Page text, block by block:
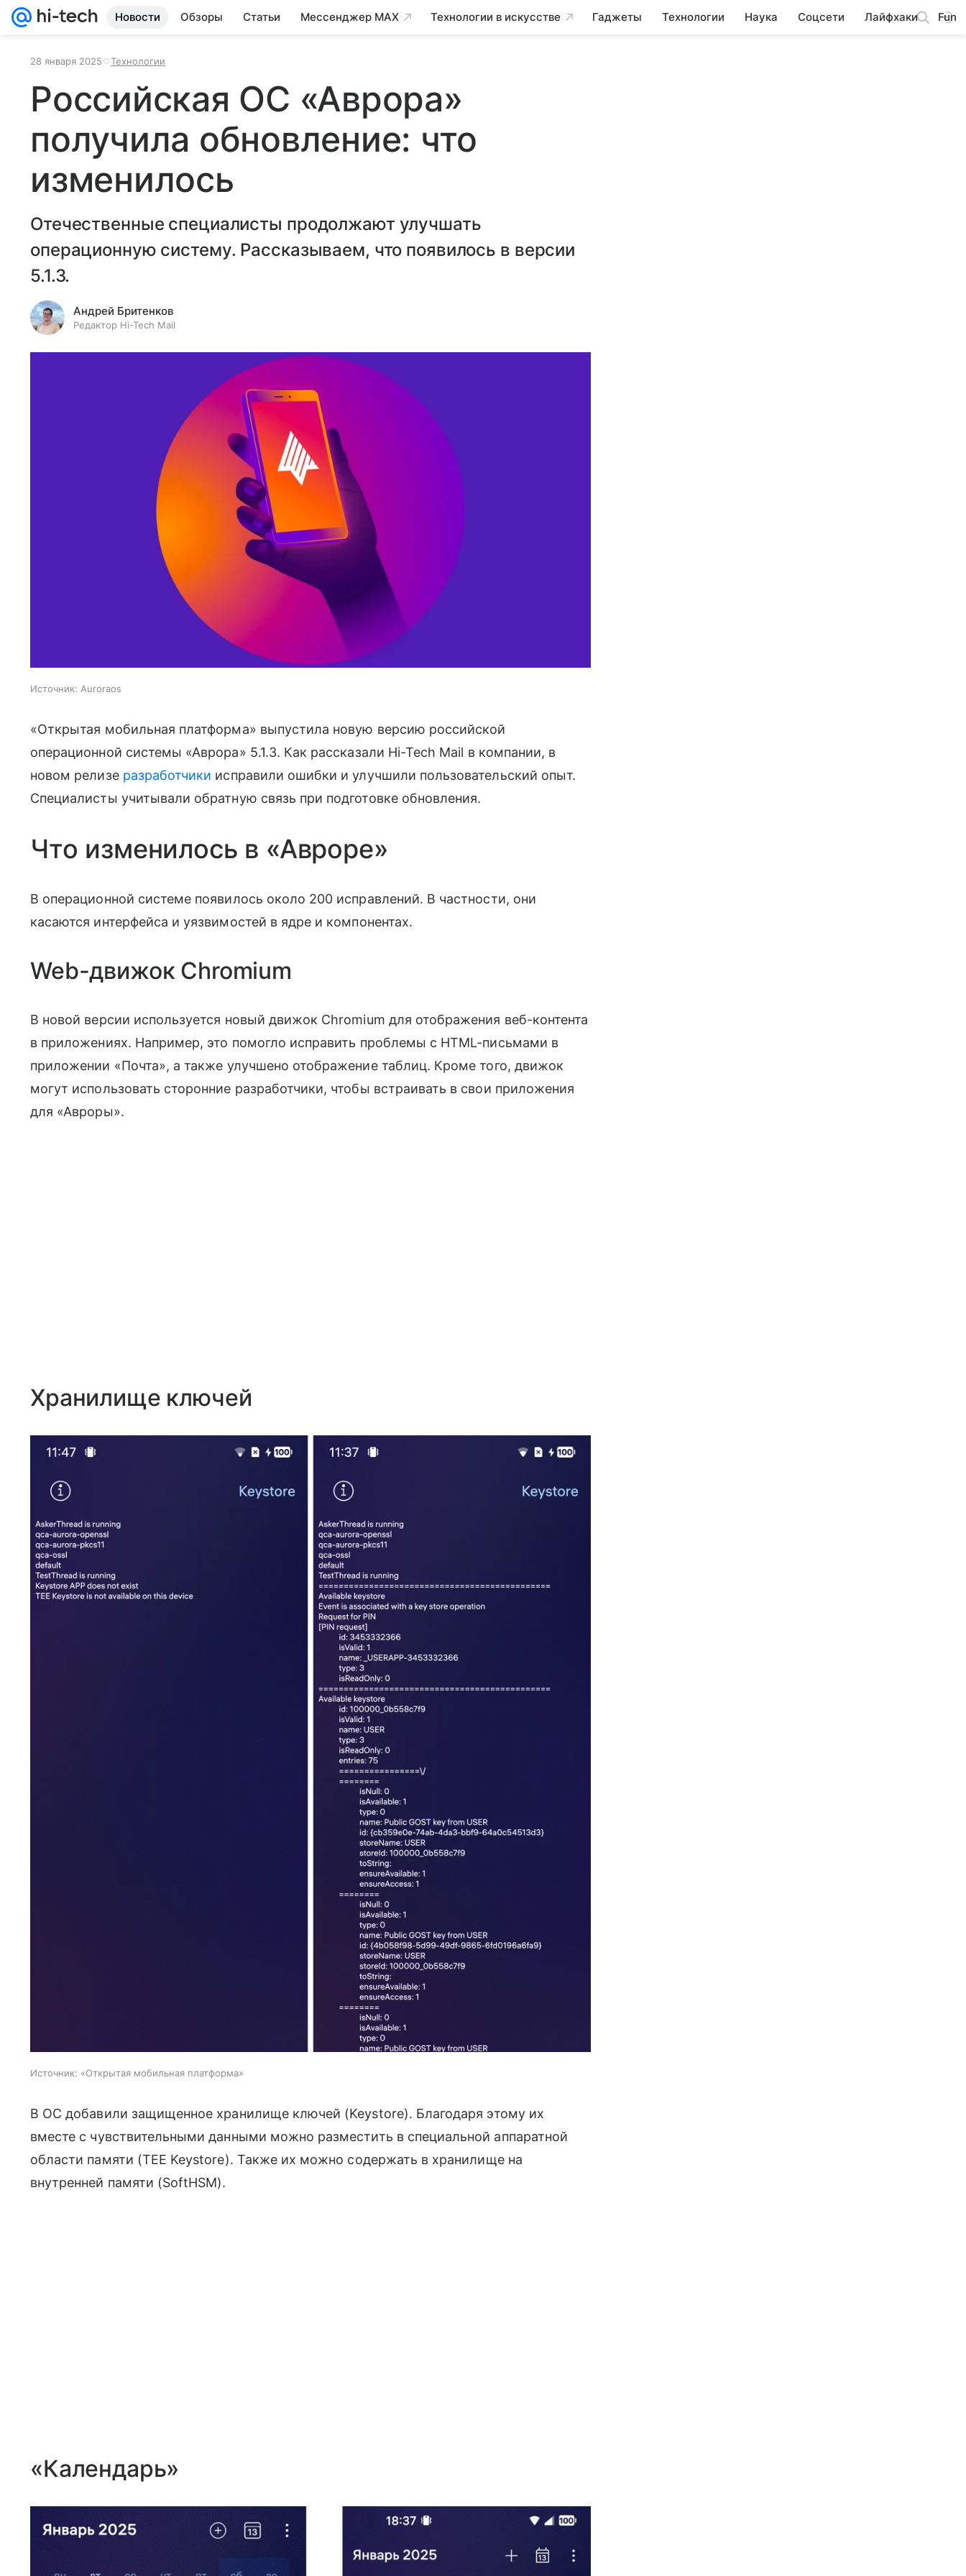
Новости Обзоры Статьи Мессенджер MAX Технологии в искусстве Гаджеты Технологии Наука Соцсети Лайфхаки Fun
28 января 2025 Технологии
Российская ОС «Аврора»
получила обновление: что
изменилось
Отечественные специалисты продолжают улучшать
операционную систему. Рассказываем, что появилось в версии
5.1.3.
Андрей Бритенков
Редактор Hi-Tech Mail
Источник: Auroraos
«Открытая мобильная платформа» выпустила новую версию российской
операционной системы «Аврора» 5.1.3. Как рассказали Hi-Tech Mail в компании, в
новом релизе разработчики исправили ошибки и улучшили пользовательский опыт.
Специалисты учитывали обратную связь при подготовке обновления.
Что изменилось в «Авроре»
В операционной системе появилось около 200 исправлений. В частности, они
касаются интерфейса и уязвимостей в ядре и компонентах.
Web-движок Chromium
В новой версии используется новый движок Chromium для отображения веб-контента
в приложениях. Например, это помогло исправить проблемы с HTML-письмами в
приложении «Почта», а также улучшено отображение таблиц. Кроме того, движок
могут использовать сторонние разработчики, чтобы встраивать в свои приложения
для «Авроры».
Хранилище ключей
Источник: «Открытая мобильная платформа»
В ОС добавили защищенное хранилище ключей (Keystore). Благодаря этому их
вместе с чувствительными данными можно разместить в специальной аппаратной
области памяти (TEE Keystore). Также их можно содержать в хранилище на
внутренней памяти (SoftHSM).
«Календарь»